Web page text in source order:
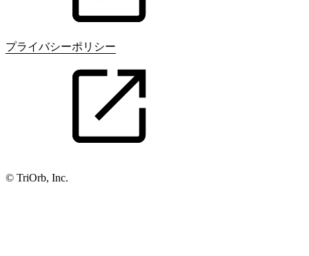
プライバシーポリシー
© TriOrb, Inc.